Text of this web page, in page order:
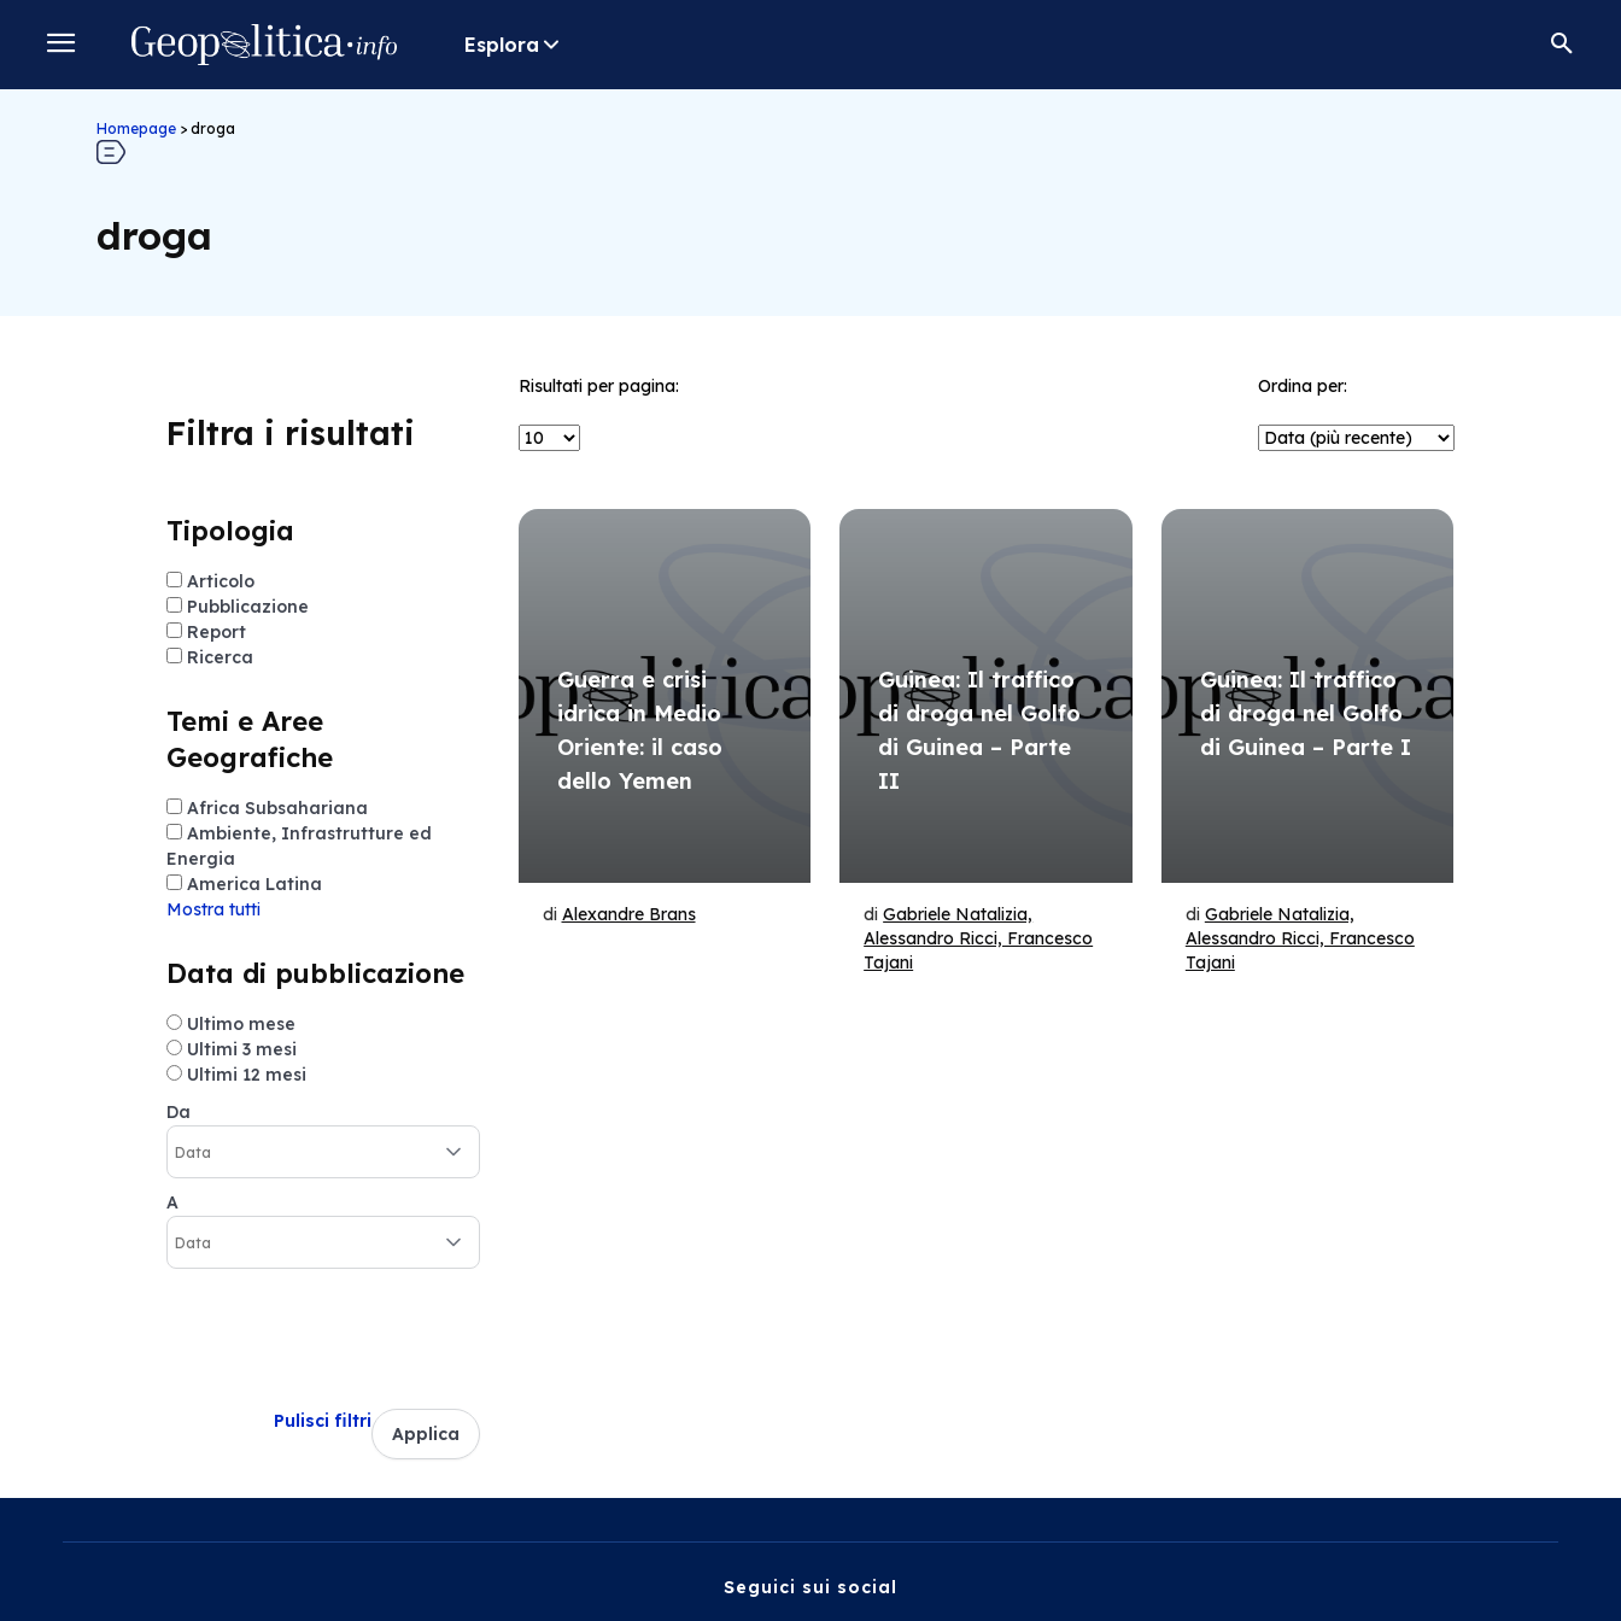
Esplora
Homepage > droga
droga
Filtra i risultati
Tipologia
Articolo
Pubblicazione
Report
Ricerca
Temi e Aree
Geografiche
Africa Subsahariana
Ambiente, Infrastrutture ed
Energia
America Latina
Mostra tutti
Data di pubblicazione
Ultimo mese
Ultimi 3 mesi
Ultimi 12 mesi
Da
A
Pulisci filtri
Applica
Risultati per pagina: Ordina per:
Guerra e crisi
idrica in Medio
Oriente: il caso
dello Yemen
di Alexandre Brans
Guinea: Il traffico
di droga nel Golfo
di Guinea – Parte
II
diGabriele Natalizia,
Alessandro Ricci, Francesco
Tajani
Guinea: Il traffico
di droga nel Golfo
di Guinea – Parte I
di Gabriele Natalizia,
Alessandro Ricci, Francesco
Tajani
Seguici sui social